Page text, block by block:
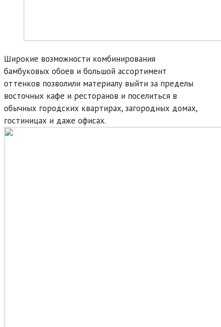
Широкие возможности комбинирования
бамбуковых обоев и большой ассортимент
оттенков позволили материалу выйти за пределы
восточных кафе и ресторанов и поселиться в
обычных городских квартирах, загородных домах,
гостиницах и даже офисах.